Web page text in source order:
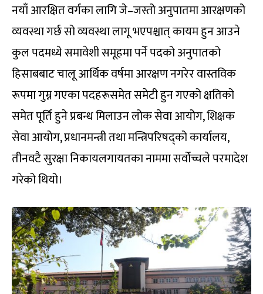
नयाँ आरक्षित वर्गका लागि जे–जस्तो अनुपातमा आरक्षणको
व्यवस्था गर्छ सो व्यवस्था लागू भएपश्चात् कायम हुन आउने
कुल पदमध्ये समावेशी समूहमा पर्ने पदको अनुपातको
हिसाबबाट चालू आर्थिक वर्षमा आरक्षण नगरेर वास्तविक
रूपमा गुम्न गएका पदहरूसमेत समेटी हुन गएको क्षतिको
समेत पूर्ति हुने प्रबन्ध मिलाउन लोक सेवा आयोग, शिक्षक
सेवा आयोग, प्रधानमन्त्री तथा मन्त्रिपरिषद्को कार्यालय,
तीनवटै सुरक्षा निकायलगायतका नाममा सर्वोच्चले परमादेश
गरेको थियो।